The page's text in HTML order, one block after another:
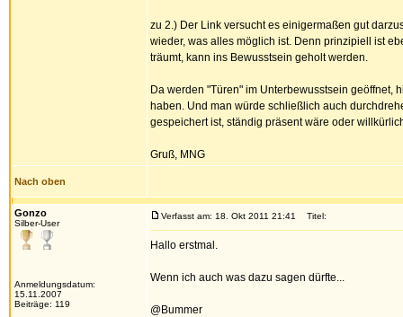
zu 2.) Der Link versucht es einigermaßen gut
wieder, was alles möglich ist. Denn prinzipiell ist
träumt, kann ins Bewusstsein geholt werden.
Da werden "Türen" im Unterbewusstsein geöffnet,
haben. Und man würde schließlich auch
gespeichert ist, ständig präsent wäre oder
Gruß, MNG
Nach oben
Gonzo
Silber-User
Anmeldungsdatum:
15.11.2007
Beiträge: 119
Verfasst am: 18. Okt 2011 21:41 Titel:
Hallo erstmal.
Wenn ich auch was dazu sagen dürfte...
@Bummer